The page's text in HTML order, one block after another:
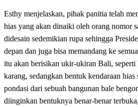
Esthy menjelaskan, pihak panitia telah
hias yang akan dinaiki oleh orang nomor
didesain sedemikian rupa sehingga
depan dan juga bisa memandang ke
itu akan berisikan ukir-ukiran Bali, seperti
karang, sedangkan bentuk kendaraan hias
pondasi dari sebuah bangunan bale
diinginkan bentuknya benar-benar